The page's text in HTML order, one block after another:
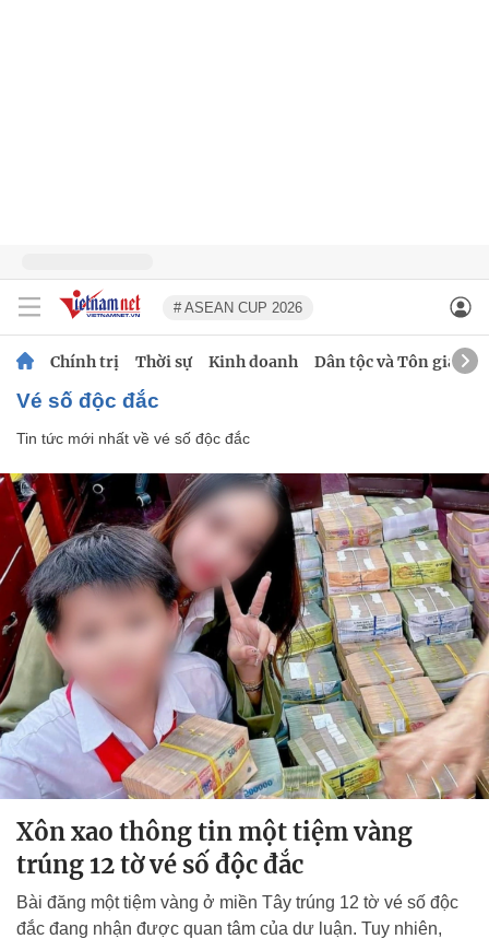
# ASEAN CUP 2026
Chính trị Thời sự Kinh doanh Dân tộc và Tôn giáo
vé số độc đắc
Tin tức mới nhất về vé số độc đắc
Xôn xao thông tin một tiệm vàng
trúng 12 tờ vé số độc đắc
Bài đăng một tiệm vàng ở miền Tây trúng 12 tờ vé số độc
đắc đang nhận được quan tâm của dư luận. Tuy nhiên,